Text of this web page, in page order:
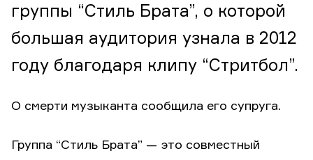
группы “Стиль Брата”, о которой
большая аудитория узнала в 2012
году благодаря клипу “Стритбол”.
О смерти музыканта сообщила его супруга.
Группа “Стиль Брата” — это совместный